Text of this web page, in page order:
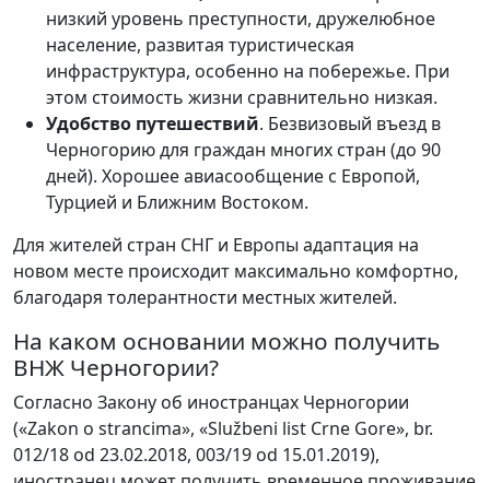
низкий уровень преступности, дружелюбное
население, развитая туристическая
инфраструктура, особенно на побережье. При
этом стоимость жизни сравнительно низкая.
Удобство путешествий. Безвизовый въезд в
Черногорию для граждан многих стран (до 90
дней). Хорошее авиасообщение с Европой,
Турцией и Ближним Востоком.
Для жителей стран СНГ и Европы адаптация на
новом месте происходит максимально комфортно,
благодаря толерантности местных жителей.
На каком основании можно получить
ВНЖ Черногории?
Согласно Закону об иностранцах Черногории
(«Zakon o strancima», «Službeni list Crne Gore», br.
012/18 od 23.02.2018, 003/19 od 15.01.2019),